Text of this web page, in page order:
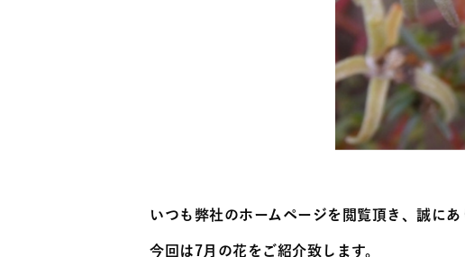
いつも弊社のホームページを閲覧頂き、誠にあ
今回は7月の花をご紹介致します。